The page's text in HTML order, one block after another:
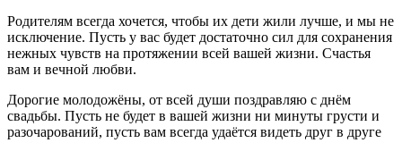
Родителям всегда хочется, чтобы их дети жили лучше, и мы не
исключение. Пусть у вас будет достаточно сил для сохранения
нежных чувств на протяжении всей вашей жизни. Счастья
вам и вечной любви.
Дорогие молодожёны, от всей души поздравляю с днём
свадьбы. Пусть не будет в вашей жизни ни минуты грусти и
разочарований, пусть вам всегда удаётся видеть друг в друге